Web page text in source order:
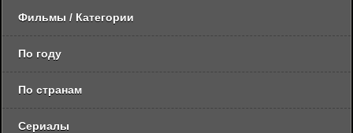
Фильмы / Категории
По году
По странам
Сериалы